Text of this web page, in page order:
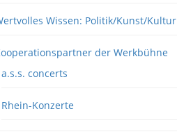
Wissen: Politik/Kunst/Kultur
der Werkbühne
a.s.s. concerts
Rhein-Konzerte